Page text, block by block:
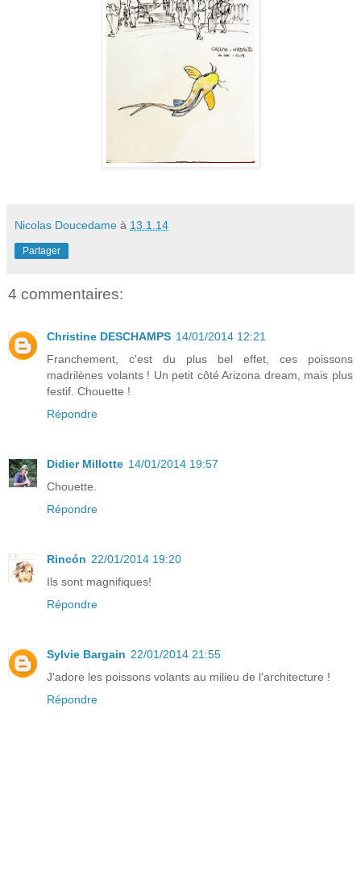
Nicolas Doucedame à 13.1.14
Partager
4 commentaires:
Christine DESCHAMPS 14/01/2014 12:21
Franchement, c'est du plus bel effet, ces poissons
madrilènes volants ! Un petit côté Arizona dream, mais plus
festif. Chouette !
Répondre
Didier Millotte 14/01/2014 19:57
Chouette.
Répondre
Rincón 22/01/2014 19:20
Ils sont magnifiques!
Répondre
Sylvie Bargain 22/01/2014 21:55
J'adore les poissons volants au milieu de l'architecture !
Répondre